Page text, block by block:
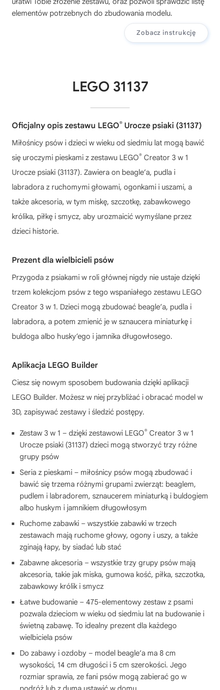
elementów potrzebnych do zbudowania modelu.
Zobacz instrukcję
LEGO 31137
Oficjalny opis zestawu LEGO® Urocze psiaki (31137)
Miłośnicy psów i dzieci w wieku od siedmiu lat mogą bawić
się uroczymi pieskami z zestawu LEGO® Creator 3 w 1
Urocze psiaki (31137). Zawiera on beagle’a, pudla i
labradora z ruchomymi głowami, ogonkami i uszami, a
także akcesoria, w tym miskę, szczotkę, zabawkowego
królika, piłkę i smycz, aby urozmaicić wymyślane przez
dzieci historie.
Prezent dla wielbicieli psów
Przygoda z psiakami w roli głównej nigdy nie ustaje dzięki
trzem kolekcjom psów z tego wspaniałego zestawu LEGO
Creator 3 w 1. Dzieci mogą zbudować beagle’a, pudla i
labradora, a potem zmienić je w sznaucera miniaturkę i
buldoga albo husky’ego i jamnika długowłosego.
Aplikacja LEGO Builder
Ciesz się nowym sposobem budowania dzięki aplikacji
LEGO Builder. Możesz w niej przybliżać i obracać model w
3D, zapisywać zestawy i śledzić postępy.
Zestaw 3 w 1 – dzięki zestawowi LEGO® Creator 3 w 1
Urocze psiaki (31137) dzieci mogą stworzyć trzy różne
grupy psów
Seria z pieskami – miłośnicy psów mogą zbudować i
bawić się trzema różnymi grupami zwierząt: beaglem,
pudlem i labradorem, sznaucerem miniaturką i buldogiem
albo huskym i jamnikiem długowłosym
Ruchome zabawki – wszystkie zabawki w trzech
zestawach mają ruchome głowy, ogony i uszy, a także
zginają łapy, by siadać lub stać
Zabawne akcesoria – wszystkie trzy grupy psów mają
akcesoria, takie jak miska, gumowa kość, piłka, szczotka,
zabawkowy królik i smycz
Łatwe budowanie – 475-elementowy zestaw z psami
pozwala dzieciom w wieku od siedmiu lat na budowanie i
świetną zabawę. To idealny prezent dla każdego
wielbiciela psów
Do zabawy i ozdoby – model beagle’a ma 8 cm
wysokości, 14 cm długości i 5 cm szerokości. Jego
rozmiar sprawia, ze fani psów mogą zabierać go w